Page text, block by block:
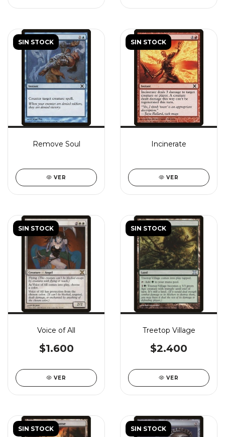
SIN STOCK
Remove Soul
VER
SIN STOCK
Incinerate
VER
SIN STOCK
Voice of All
$1.600
VER
SIN STOCK
Treetop Village
$2.400
VER
SIN STOCK SIN STOCK